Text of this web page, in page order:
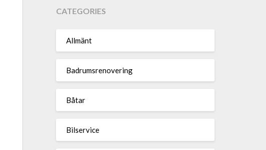
CATEGORIES
Allmänt
Badrumsrenovering
Båtar
Bilservice